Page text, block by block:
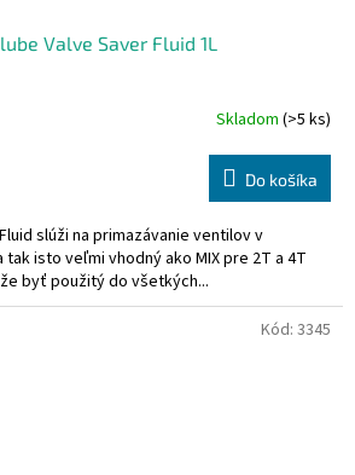
Valve Saver Fluid 1L
Skladom(>5 ks)
Do košíka
slúži na primazávanie ventilov v
tak isto veľmi vhodný ako MIX pre 2T a 4T
byť použitý do všetkých...
Kód: 3345